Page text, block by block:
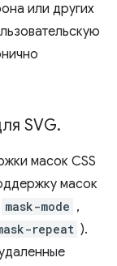
или других
SVG.
масок CSS
масок
mask-mode ,
repeat ).